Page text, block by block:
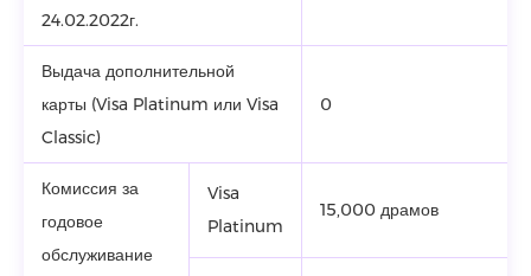
24.02.2022г.
Выдача дополнительной
карты (Visa Platinum или Visa
Classic)
0
Комиссия за
годовое
обслуживание
Visa
Platinum
15,000 драмов